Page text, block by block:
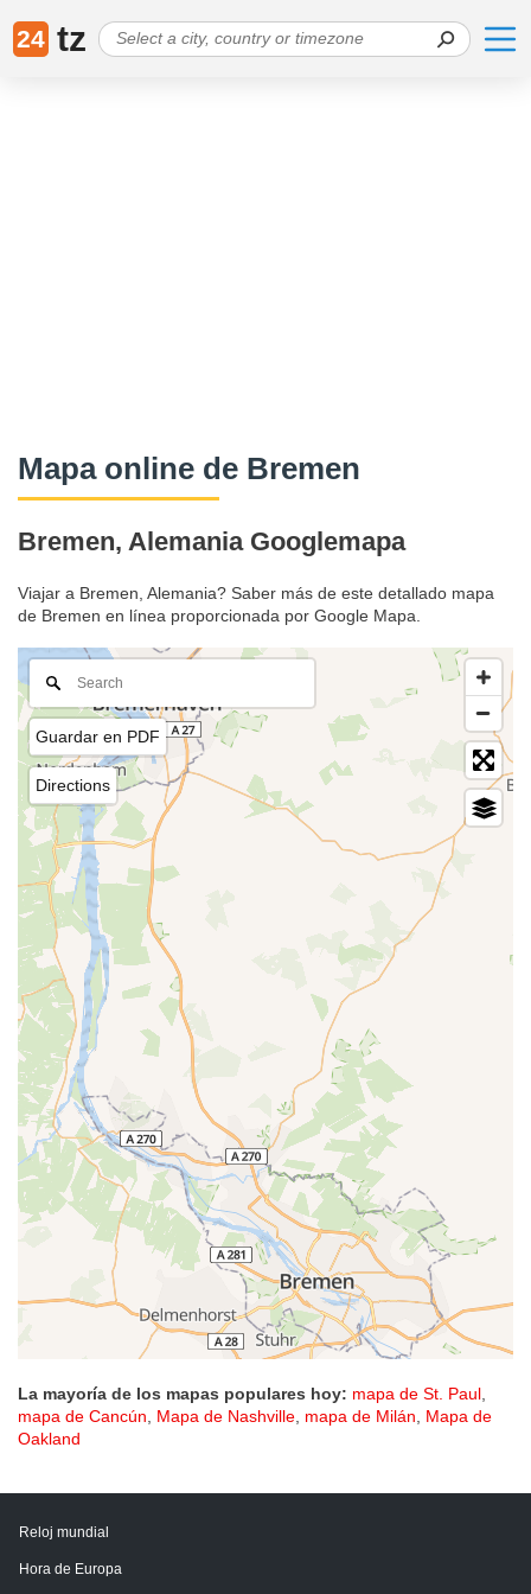
24 tz
Mapa online de Bremen
Bremen, Alemania Googlemapa
Viajar a Bremen, Alemania? Saber más de este detallado mapa
de Bremen en línea proporcionada por Google Mapa.
Guardar en PDF
Directions
La mayoría de los mapas populares hoy: mapa de St. Paul,
mapa de Cancún, Mapa de Nashville, mapa de Milán, Mapa de
Oakland
Reloj mundial
Hora de Europa